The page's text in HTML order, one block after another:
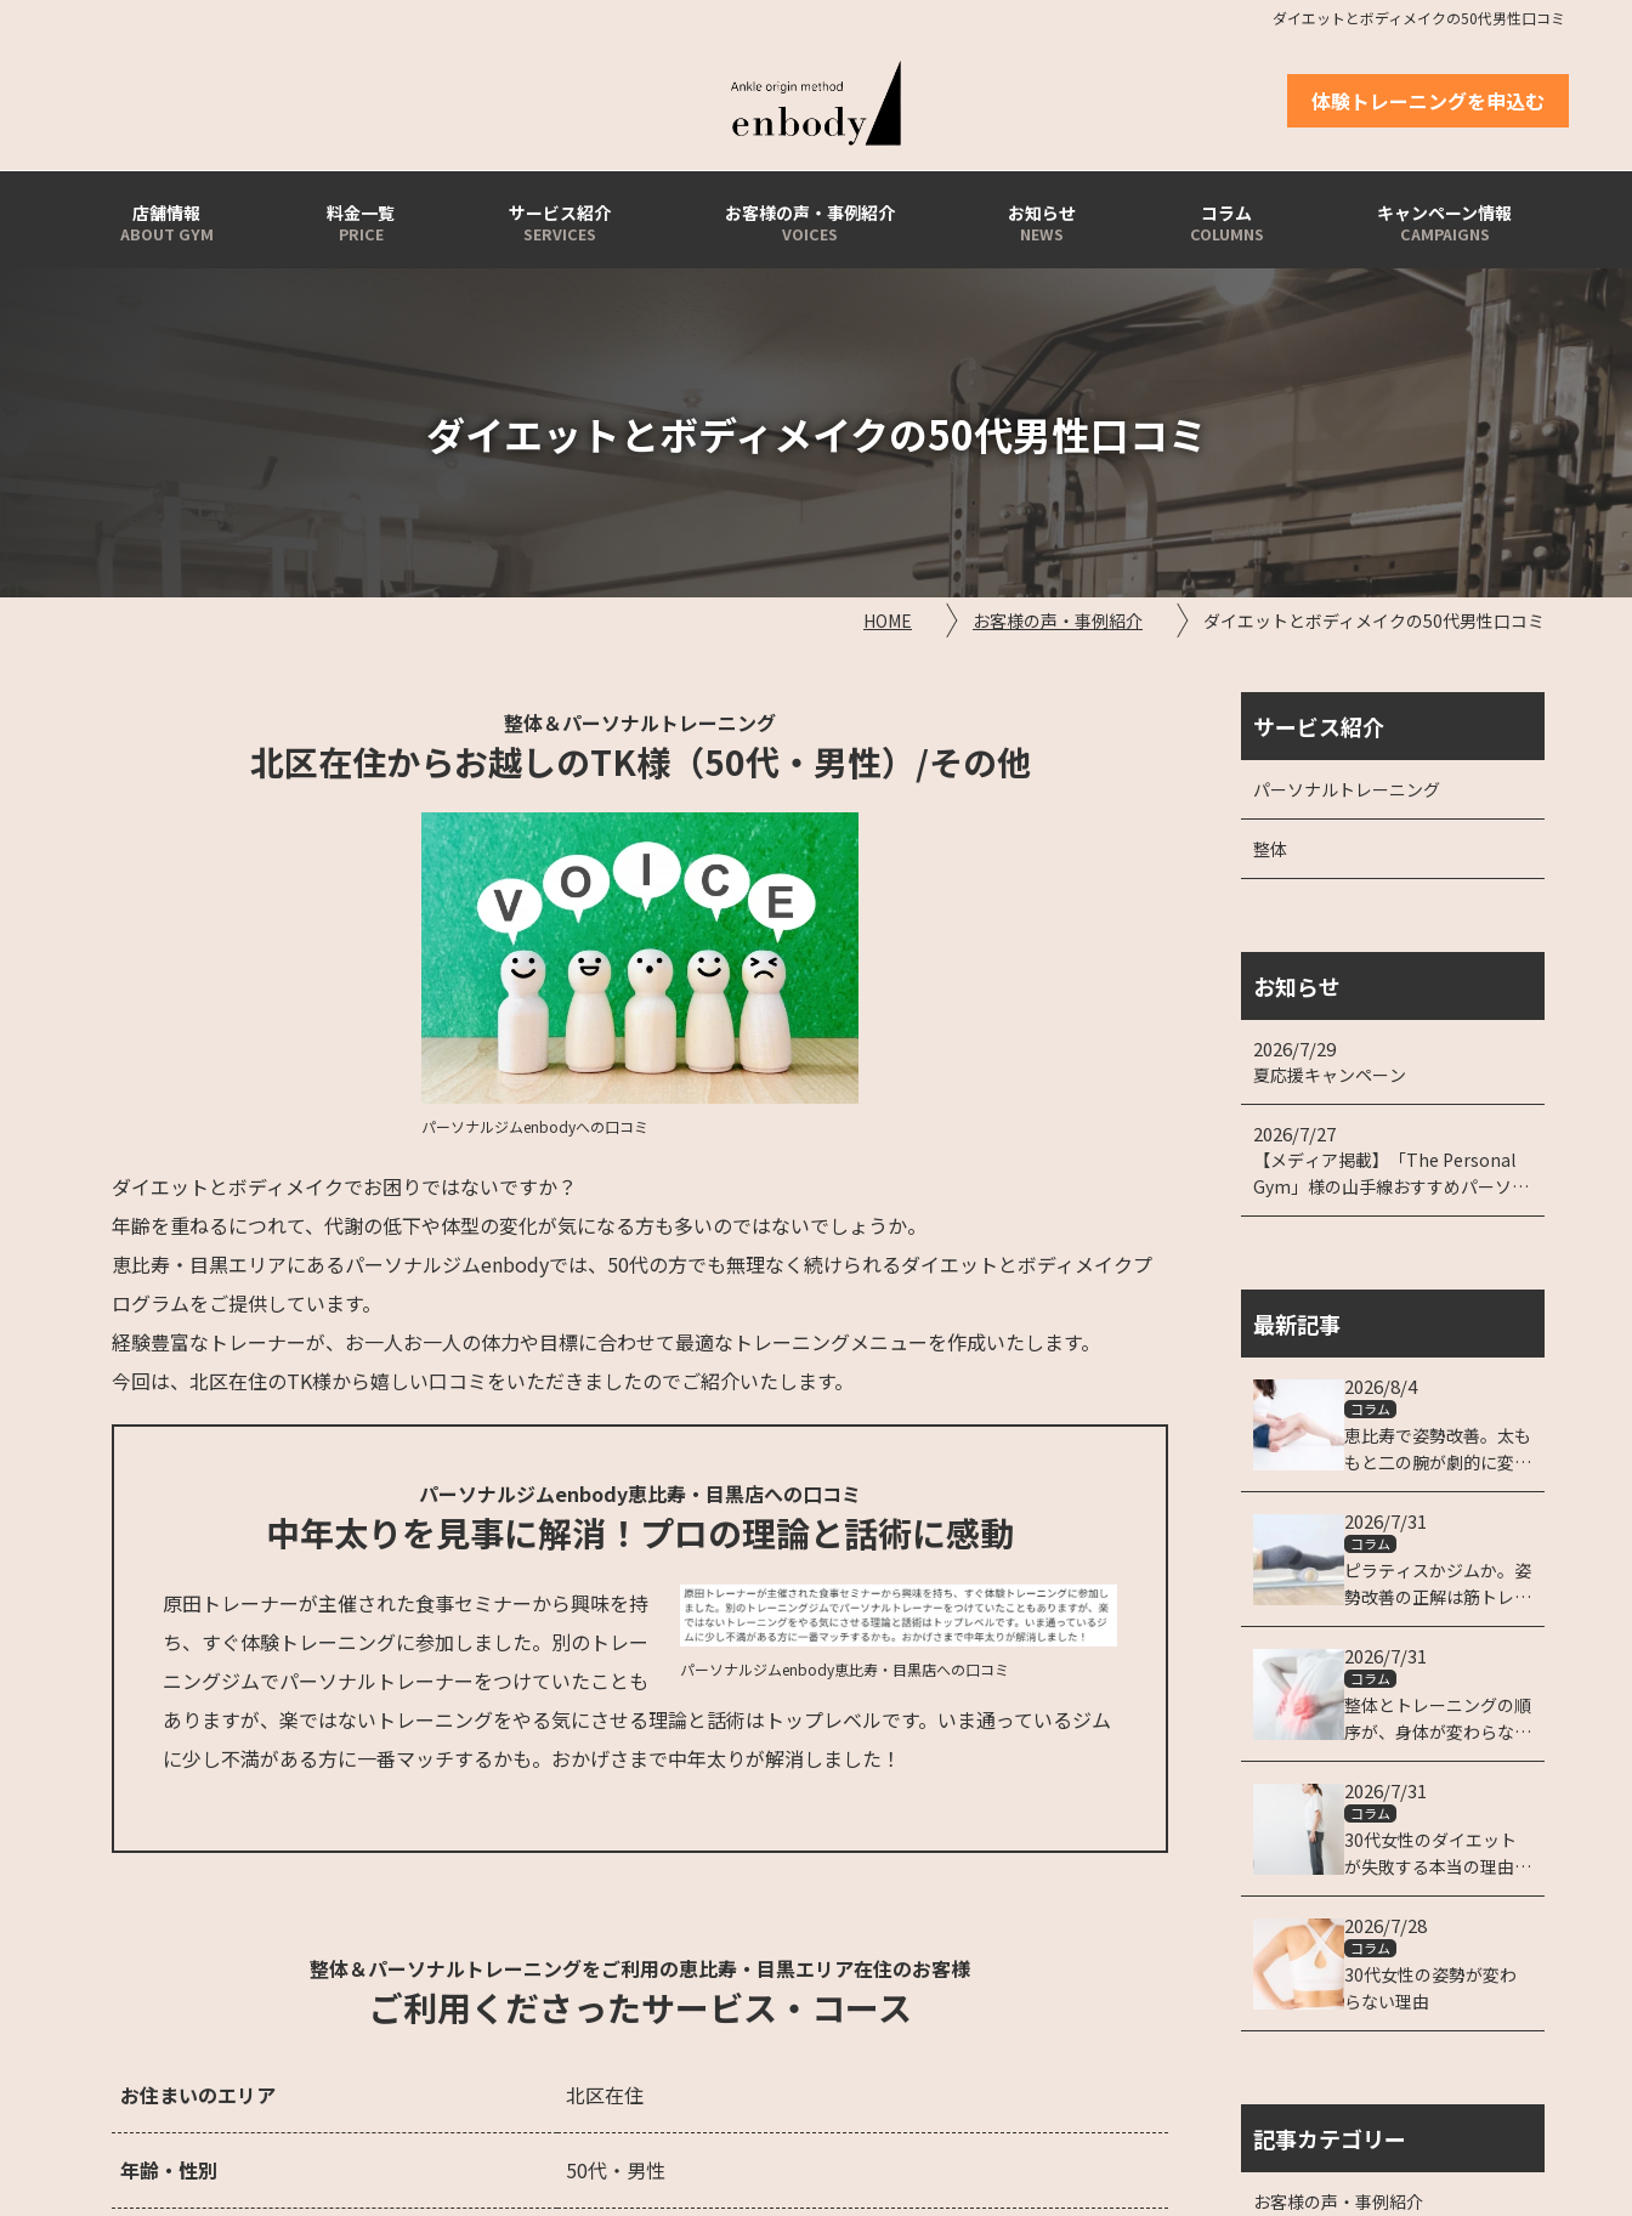
ダイエットとボディメイクの50代男性口コミ
体験トレーニングを申込む
店舗情報 料金一覧 サービス紹介 お客様の声・事例紹介 お知らせ コラム キャンペーン情報
ダイエットとボディメイクの50代男性口コミ
HOME お客様の声・事例紹介 ダイエットとボディメイクの50代男性口コミ
整体＆パーソナルトレーニング
北区在住からお越しのTK様（50代・男性）/その他
パーソナルジムenbodyへの口コミ
ダイエットとボディメイクでお困りではないですか？
年齢を重ねるにつれて、代謝の低下や体型の変化が気になる方も多いのではないでしょうか。
恵比寿・目黒エリアにあるパーソナルジムenbodyでは、50代の方でも無理なく続けられるダイエットとボディメイクプ
ログラムをご提供しています。
経験豊富なトレーナーが、お一人お一人の体力や目標に合わせて最適なトレーニングメニューを作成いたします。
今回は、北区在住のTK様から嬉しい口コミをいただきましたのでご紹介いたします。
パーソナルジムenbody恵比寿・目黒店への口コミ
中年太りを見事に解消！プロの理論と話術に感動
パーソナルジムenbody恵比寿・目黒店への口コミ
原田トレーナーが主催された食事セミナーから興味を持
ち、すぐ体験トレーニングに参加しました。別のトレー
ニングジムでパーソナルトレーナーをつけていたことも
ありますが、楽ではないトレーニングをやる気にさせる理論と話術はトップレベルです。いま通っているジム
に少し不満がある方に一番マッチするかも。おかげさまで中年太りが解消しました！
整体＆パーソナルトレーニングをご利用の恵比寿・目黒エリア在住のお客様
ご利用くださったサービス・コース
お住まいのエリア 北区在住
年齢・性別 50代・男性
サービス紹介
パーソナルトレーニング
整体
お知らせ
2026/7/29
夏応援キャンペーン
2026/7/27
【メディア掲載】「The Personal
Gym」様の山手線おすすめパーソナ
ルジム特集に掲載されました！
最新記事
2026/8/4
コラム
恵比寿で姿勢改善。太も
もと二の腕が劇的に変わ
る理由
2026/7/31
コラム
ピラティスかジムか。姿
勢改善の正解は筋トレに
ある
2026/7/31
コラム
整体とトレーニングの順
序が、身体が変わらない
理由です
2026/7/31
コラム
30代女性のダイエット
が失敗する本当の理由は
姿勢にある
2026/7/28
コラム
30代女性の姿勢が変わ
らない理由
記事カテゴリー
お客様の声・事例紹介